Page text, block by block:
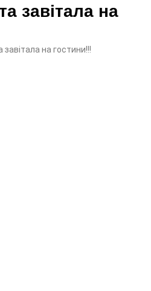
завітала на
завітала на гостини!!!